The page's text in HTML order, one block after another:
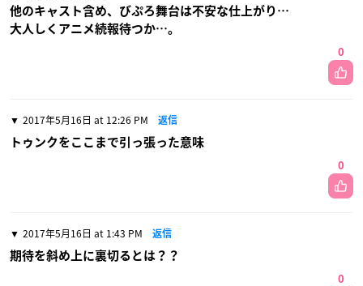
他のキャスト含め、びぷろ舞台は不安な仕上がり…
大人しくアニメ続報待つか…。
0
2017年5月16日 at 12:26 PM 返信
トゥンクをここまで引っ張った意味
0
2017年5月16日 at 1:43 PM 返信
期待を斜め上に裏切るとは？？
0